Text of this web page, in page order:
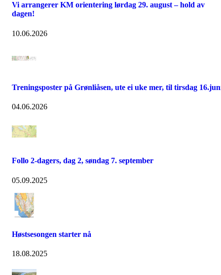
Vi arrangerer KM orientering lørdag 29. august – hold av
dagen!
10.06.2026
Treningsposter på Grønliåsen, ute ei uke mer, til tirsdag
04.06.2026
Follo 2-dagers, dag 2, søndag 7. september
05.09.2025
Høstsesongen starter nå
18.08.2025